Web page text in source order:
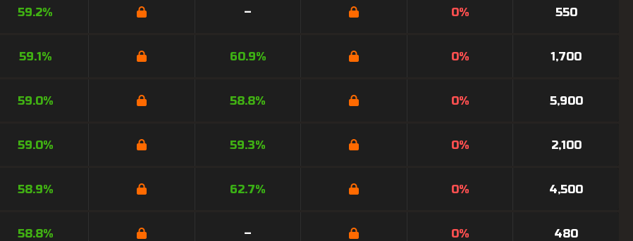
59.2% – 0% 550
59.1% 60.9% 0% 1,700
59.0% 58.8% 0% 5,900
59.0% 59.3% 0% 2,100
58.9% 62.7% 0% 4,500
58.8% – 0% 480